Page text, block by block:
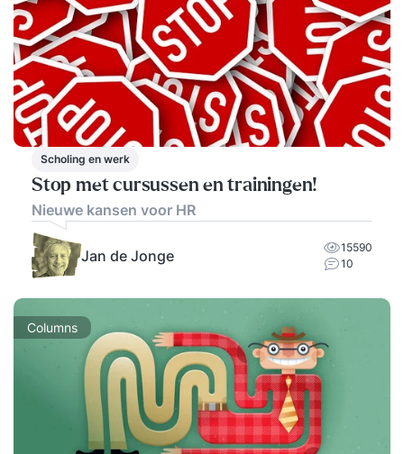
Scholing en werk
Stop met cursussen en trainingen!
Nieuwe kansen voor HR
Jan de Jonge
15590
10
Columns